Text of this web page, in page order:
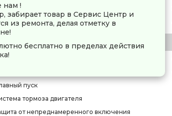
частота ударов
крутящий момент
Функции/режимы
пуск
тормоза двигателя
от непреднамеренного включения
нам !
забирает товар в Сервис Центр и
из ремонта, делая отметку в
бесплатно в пределах действия